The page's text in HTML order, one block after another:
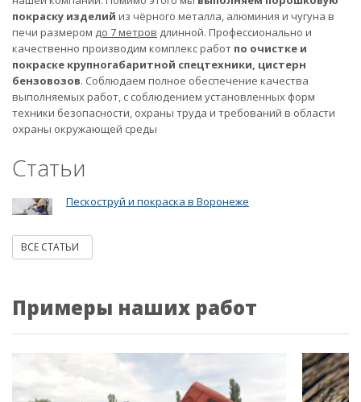
покраску изделий из чёрного металла, алюминия и чугуна в
печи размером до 7 метров длинной. Профессионально и
качественно производим комплекс работ по очистке и
покраске крупногабаритной спецтехники, цистерн
бензовозов. Соблюдаем полное обеспечение качества
выполняемых работ, с соблюдением установленных форм
техники безопасности, охраны труда и требований в области
охраны окружающей среды
Статьи
Пескоструй и покраска в Воронеже
ВСЕ СТАТЬИ
Примеры наших работ